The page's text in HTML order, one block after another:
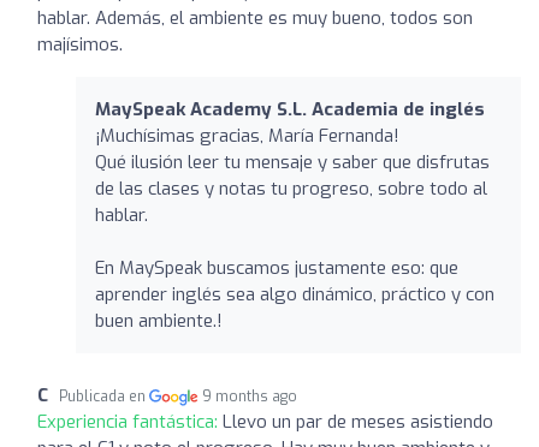
hablar. Además, el ambiente es muy bueno, todos son
majísimos.
MaySpeak Academy S.L. Academia de inglés
¡Muchísimas gracias, María Fernanda!
Qué ilusión leer tu mensaje y saber que disfrutas
de las clases y notas tu progreso, sobre todo al
hablar.
En MaySpeak buscamos justamente eso: que
aprender inglés sea algo dinámico, práctico y con
buen ambiente.!
C Publicada en 9 months ago
Experiencia fantástica: Llevo un par de meses asistiendo